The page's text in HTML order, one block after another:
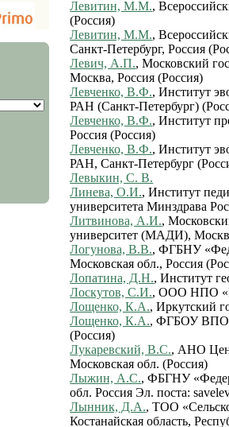
Левитин, М.М.,
(Россия)
Левитин, М.М.,
Санкт-Петербург, Россия
Левич, А.П., Московский
Москва, Россия (Россия)
Левченко, В.Ф., Институт
РАН (Санкт-Петербург)
Левченко, В.Ф., Институт
Россия (Россия)
Левченко, В.Ф., Институт
РАН, Санкт-Петербург
Левыкин, С. В.
Линева, О.И., Институт
университета Минздрава
Литвинова, А.И.,
университет (МАДИ),
Логунова, В.В., ФГБНУ
Московская обл., Россия
Лопатина, Д.Н., Институт
Лоскутов, С.И., ООО НПО
Лощенко, К.А., Иркутский
Лощенко, К.А., ФГБОУ ВПО
(Россия)
Лукаревский, В.С., АНО
Московская обл. (Россия)
Лыжин, А.С., ФБГНУ
обл. Россия Эл. поста:
Лынник, Д.А., ТОО
Костанайская область,